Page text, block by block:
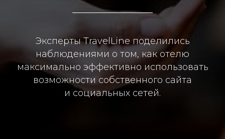
Эксперты TravelLine поделились
наблюдениями о том, как отелю
максимально эффективно использовать
возможности собственного сайта
и социальных сетей.